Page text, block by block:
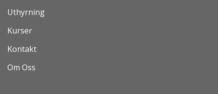
Uthyrning
Kurser
Kontakt
Om Oss